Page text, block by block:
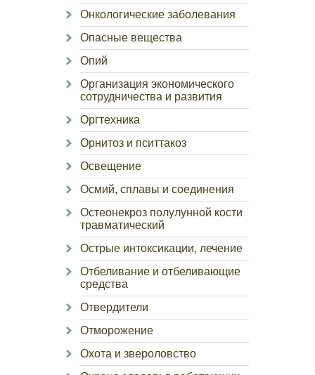
Онкологические заболевания
Опасные вещества
Опий
Организация экономического
сотрудничества и развития
Оргтехника
Орнитоз и пситтакоз
Освещение
Осмий, сплавы и соединения
Остеонекроз полулунной кости
травматический
Острые интоксикации, лечение
Отбеливание и отбеливающие
средства
Отвердители
Отморожение
Охота и звероловство